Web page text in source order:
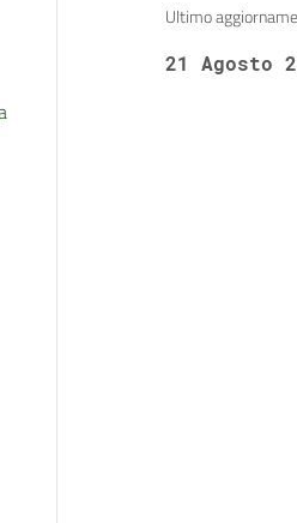
Ultimo
21 Agosto